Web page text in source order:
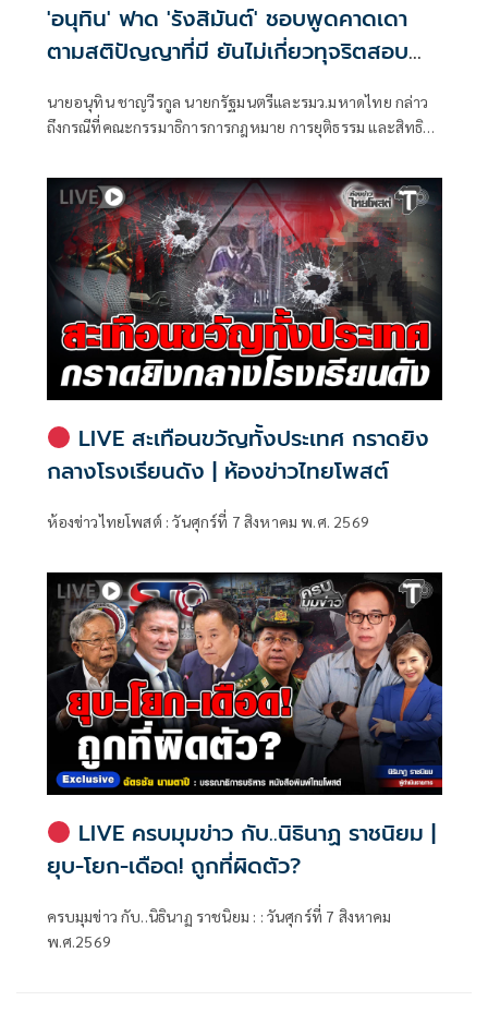
'อนุทิน' ฟาด 'รังสิมันต์' ชอบพูดคาดเดา
ตามสติปัญญาที่มี ยันไม่เกี่ยวทุจริตสอบ
นายอนุทิน ชาญวีรกูล นายกรัฐมนตรีและรมว.มหาดไทย กล่าว
ถึงกรณีที่คณะกรรมาธิการการกฎหมาย การยุติธรรม และสิทธิ
กรรมาธิการ มีการอ้างชื่อนายกรัฐมนตรี เข้าไปเกี่ยวข้องกับการ
ทุจริตสอบท้องถิ่น
LIVE สะเทือนขวัญทั้งประเทศ กราดยิง
กลางโรงเรียนดัง | ห้องข่าวไทยโพสต์
ห้องข่าวไทยโพสต์ : วันศุกร์ที่ 7 สิงหาคม พ.ศ. 2569
LIVE ครบมุมข่าว กับ..นิธินาฏ ราชนิยม |
ยุบ-โยก-เดือด! ถูกที่ผิดตัว?
ครบมุมข่าว กับ..นิธินาฏ ราชนิยม : : วันศุกร์ที่ 7 สิงหาคม
พ.ศ.2569